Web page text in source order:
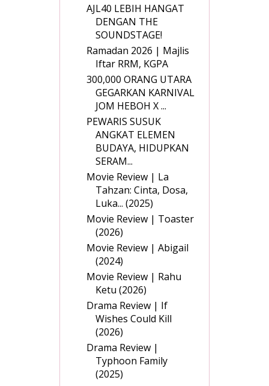
AJL40 LEBIH HANGAT
DENGAN THE
SOUNDSTAGE!
Ramadan 2026 | Majlis
Iftar RRM, KGPA
300,000 ORANG UTARA
GEGARKAN KARNIVAL
JOM HEBOH X ...
PEWARIS SUSUK
ANGKAT ELEMEN
BUDAYA, HIDUPKAN
SERAM...
Movie Review | La
Tahzan: Cinta, Dosa,
Luka... (2025)
Movie Review | Toaster
(2026)
Movie Review | Abigail
(2024)
Movie Review | Rahu
Ketu (2026)
Drama Review | If
Wishes Could Kill
(2026)
Drama Review |
Typhoon Family
(2025)